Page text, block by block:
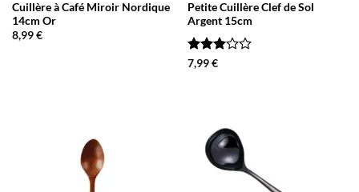
Cuillère à Café Miroir Nordique
14cm Or
8,99€
Petite Cuillère Clef de Sol
Argent 15cm
Note
7,99€